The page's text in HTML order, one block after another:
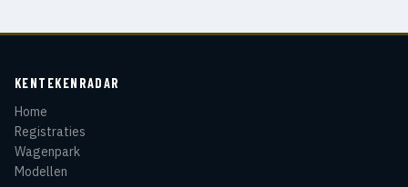
KENTEKENRADAR
Home
Registraties
Wagenpark
Modellen